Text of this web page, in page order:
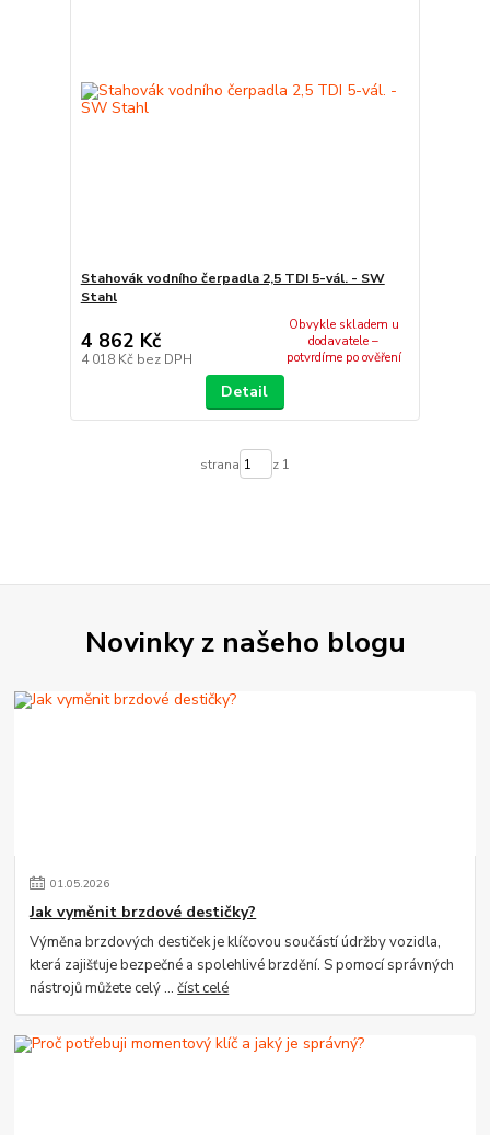
Stahovák vodního čerpadla 2,5 TDI 5-vál. - SW
Stahl
4 862 Kč
4 018 Kč bez DPH
Obvykle skladem u
dodavatele –
potvrdíme po ověření
Detail
strana z 1
Novinky z našeho blogu
01.05.2026
Jak vyměnit brzdové destičky?
Výměna brzdových destiček je klíčovou součástí údržby vozidla,
která zajišťuje bezpečné a spolehlivé brzdění. S pomocí správných
nástrojů můžete celý ...číst celé